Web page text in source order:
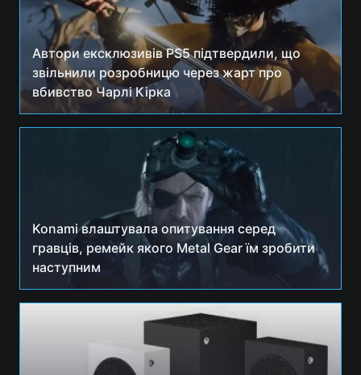
Автори ексклюзивів PS5 підтвердили, що
звільнили розробницю через жарт про
вбивство Чарлі Кірка
Konami влаштувала опитування серед
гравців, ремейк якого Metal Gear їм зробити
наступним